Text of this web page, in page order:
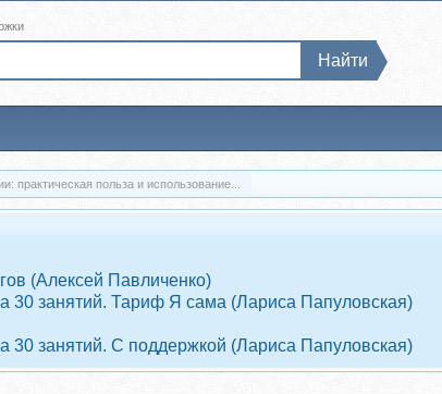
Найти
практическая польза и использование...
(Алексей Павличенко)
30 занятий. Тариф Я сама (Лариса Папуловская)
30 занятий. С поддержкой (Лариса Папуловская)